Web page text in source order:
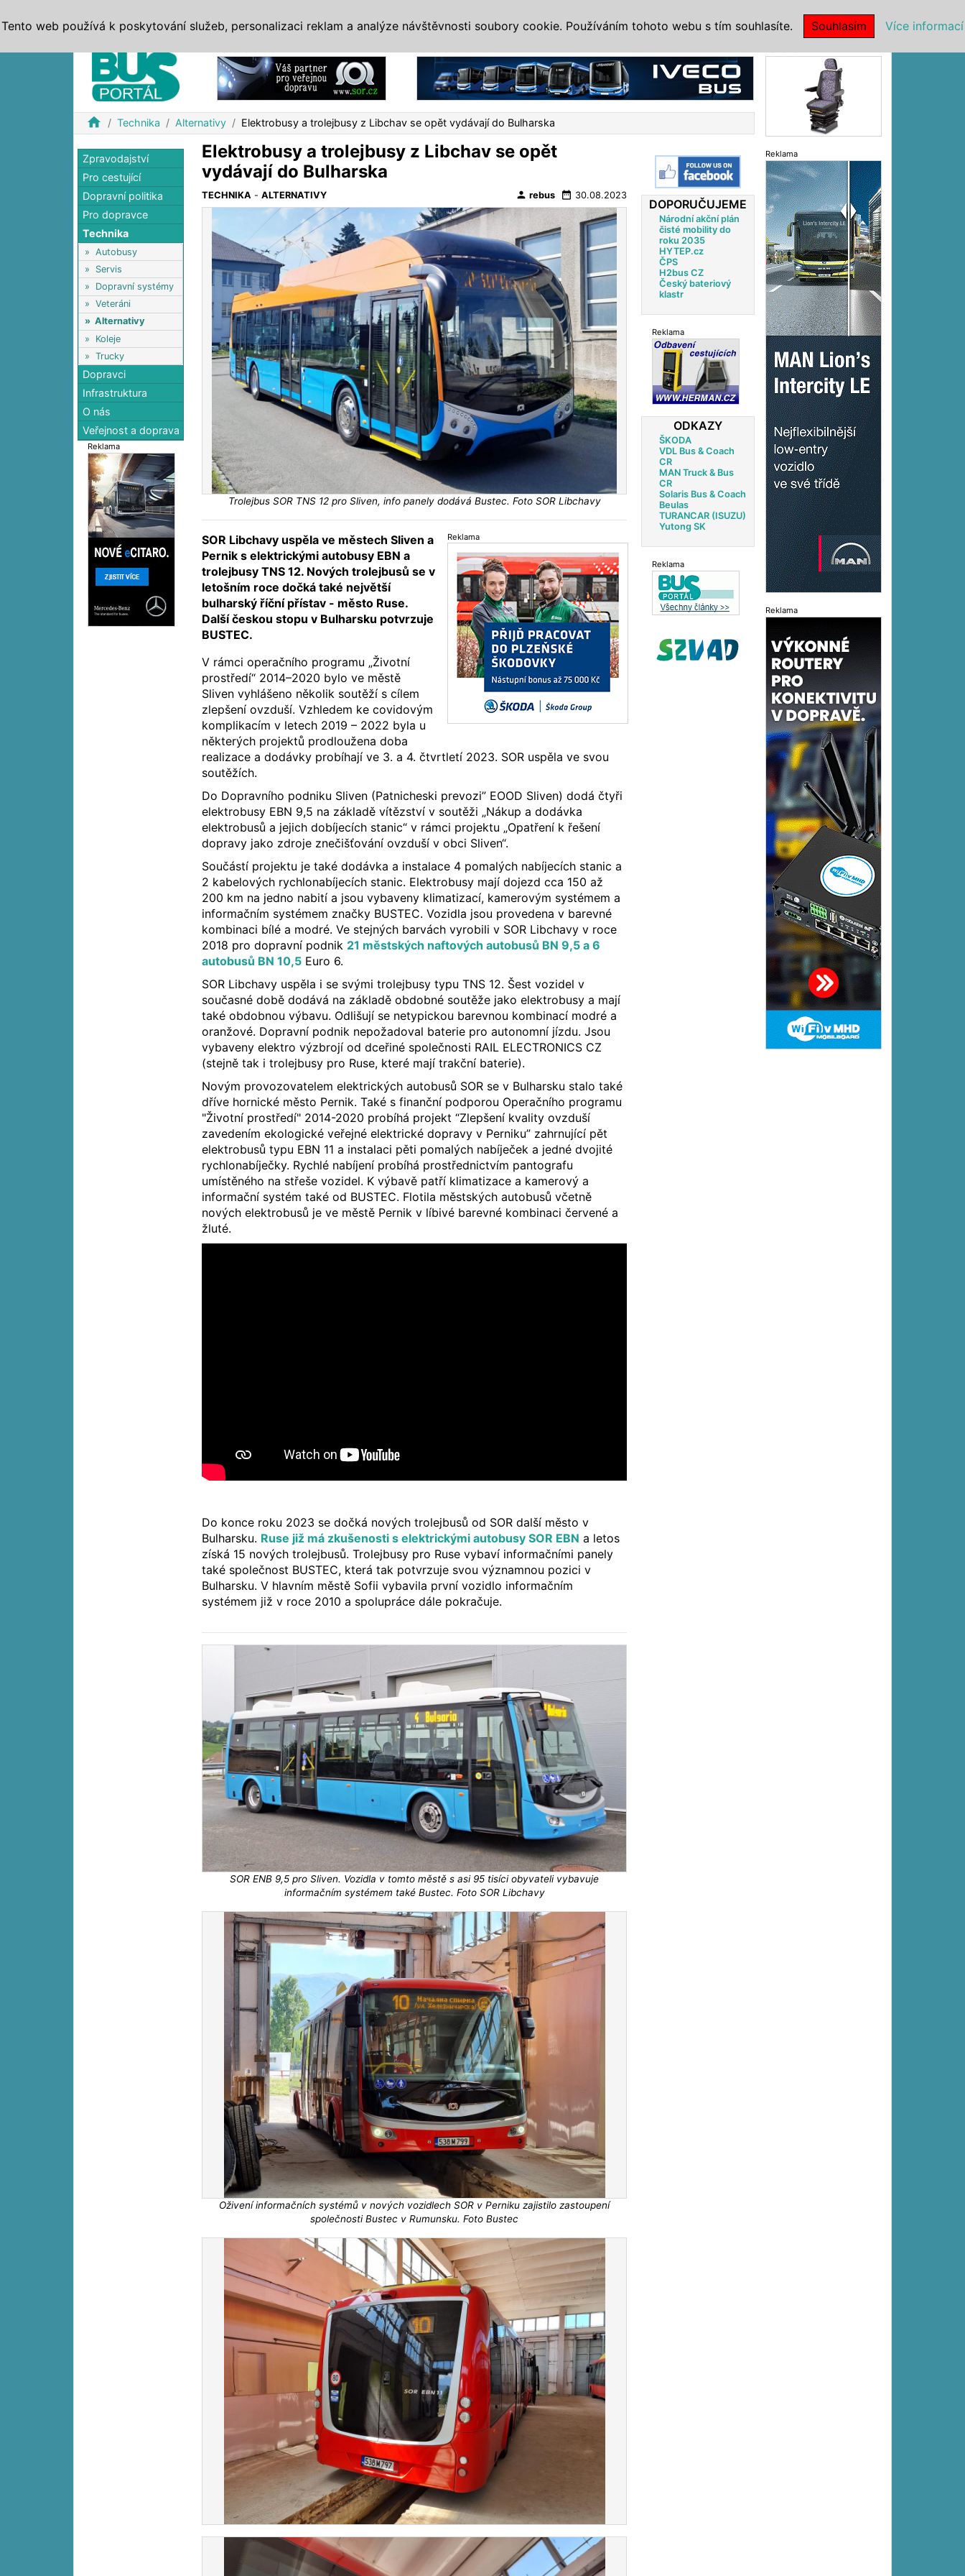
home Technika Alternativy Elektrobusy a trolejbusy z Libchav se opět vydávají do Bulharska
Zpravodajství
Pro cestující
Dopravní politika
Pro dopravce
Technika
» Autobusy
» Servis
» Dopravní systémy
» Veteráni
» Alternativy
» Koleje
» Trucky
Dopravci
Infrastruktura
O nás
Veřejnost a doprava
Reklama
Elektrobusy a trolejbusy z Libchav se opět
vydávají do Bulharska
TECHNIKA -ALTERNATIVY person rebus date_range 30.08.2023
Trolejbus SOR TNS 12 pro Sliven, info panely dodává Bustec. Foto SOR Libchavy
Reklama
SOR Libchavy uspěla ve městech Sliven a
Pernik s elektrickými autobusy EBN a
trolejbusy TNS 12. Nových trolejbusů se v
letošním roce dočká také největší
bulharský říční přístav - město Ruse.
Další českou stopu v Bulharsku potvrzuje
BUSTEC.
V rámci operačního programu „Životní
prostředí“ 2014–2020 bylo ve městě
Sliven vyhlášeno několik soutěží s cílem
zlepšení ovzduší. Vzhledem ke covidovým
komplikacím v letech 2019 – 2022 byla u
některých projektů prodloužena doba
realizace a dodávky probíhají ve 3. a 4. čtvrtletí 2023. SOR uspěla ve svou
soutěžích.
Do Dopravního podniku Sliven (Patnicheski prevozi” EOOD Sliven) dodá čtyři
elektrobusy EBN 9,5 na základě vítězství v soutěži „Nákup a dodávka
elektrobusů a jejich dobíjecích stanic“ v rámci projektu „Opatření k řešení
dopravy jako zdroje znečišťování ovzduší v obci Sliven“.
Součástí projektu je také dodávka a instalace 4 pomalých nabíjecích stanic a
2 kabelových rychlonabíjecích stanic. Elektrobusy mají dojezd cca 150 až
200 km na jedno nabití a jsou vybaveny klimatizací, kamerovým systémem a
informačním systémem značky BUSTEC. Vozidla jsou provedena v barevné
kombinaci bílé a modré. Ve stejných barvách vyrobili v SOR Libchavy v roce
2018 pro dopravní podnik 21 městských naftových autobusů BN 9,5 a 6
autobusů BN 10,5 Euro 6.
SOR Libchavy uspěla i se svými trolejbusy typu TNS 12. Šest vozidel v
současné době dodává na základě obdobné soutěže jako elektrobusy a mají
také obdobnou výbavu. Odlišují se netypickou barevnou kombinací modré a
oranžové. Dopravní podnik nepožadoval baterie pro autonomní jízdu. Jsou
vybaveny elektro výzbrojí od dceřiné společnosti RAIL ELECTRONICS CZ
(stejně tak i trolejbusy pro Ruse, které mají trakční baterie).
Novým provozovatelem elektrických autobusů SOR se v Bulharsku stalo také
dříve hornické město Pernik. Také s finanční podporou Operačního programu
"Životní prostředí" 2014-2020 probíhá projekt “Zlepšení kvality ovzduší
zavedením ekologické veřejné elektrické dopravy v Perniku” zahrnující pět
elektrobusů typu EBN 11 a instalaci pěti pomalých nabíječek a jedné dvojité
rychlonabíječky. Rychlé nabíjení probíhá prostřednictvím pantografu
umístěného na střeše vozidel. K výbavě patří klimatizace a kamerový a
informační systém také od BUSTEC. Flotila městských autobusů včetně
nových elektrobusů je ve městě Pernik v líbivé barevné kombinaci červené a
žluté.
Do konce roku 2023 se dočká nových trolejbusů od SOR další město v
Bulharsku. Ruse již má zkušenosti s elektrickými autobusy SOR EBN a letos
získá 15 nových trolejbusů. Trolejbusy pro Ruse vybaví informačními panely
také společnost BUSTEC, která tak potvrzuje svou významnou pozici v
Bulharsku. V hlavním městě Sofii vybavila první vozidlo informačním
systémem již v roce 2010 a spolupráce dále pokračuje.
SOR ENB 9,5 pro Sliven. Vozidla v tomto městě s asi 95 tisíci obyvateli vybavuje
informačním systémem také Bustec. Foto SOR Libchavy
Oživení informačních systémů v nových vozidlech SOR v Perniku zajistilo zastoupení
společnosti Bustec v Rumunsku. Foto Bustec
DOPORUČUJEME
Národní akční plán
čisté mobility do
roku 2035
HYTEP.cz
ČPS
H2bus CZ
Český bateriový
klastr
Reklama
ODKAZY
ŠKODA
VDL Bus & Coach
CR
MAN Truck & Bus
CR
Solaris Bus & Coach
Beulas
TURANCAR (ISUZU)
Yutong SK
Reklama
Reklama
Reklama
Tento web používá k poskytování služeb, personalizaci reklam a analýze návštěvnosti soubory cookie. Používáním tohoto webu s tím souhlasíte. Souhlasím Více informací